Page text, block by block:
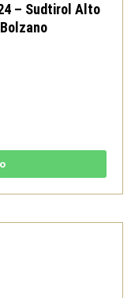
– Sudtirol Alto